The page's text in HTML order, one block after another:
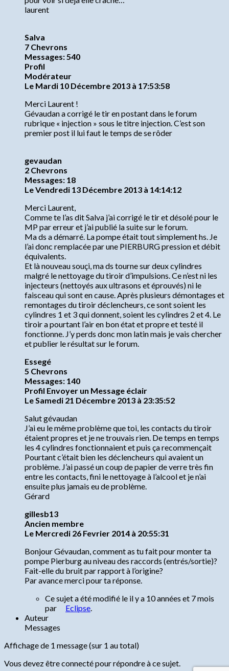
laurent
Salva
7 Chevrons
Messages: 540
Profil
Modérateur
Le Mardi 10 Décembre 2013 à 17:53:58
Merci Laurent !
Gévaudan a corrigé le tir en postant dans le forum
rubrique « injection » sous le titre injection. C’est son
premier post il lui faut le temps de se rôder
gevaudan
2 Chevrons
Messages: 18
Le Vendredi 13 Décembre 2013 à 14:14:12
Merci Laurent,
Comme te l’as dit Salva j’ai corrigé le tir et désolé pour le
MP par erreur et j’ai publié la suite sur le forum.
Ma ds a démarré. La pompe était tout simplement hs. Je
l’ai donc remplacée par une PIERBURG pression et débit
équivalents.
Et là nouveau souçi, ma ds tourne sur deux cylindres
malgré le nettoyage du tiroir d’impulsions. Ce n’est ni les
injecteurs (nettoyés aux ultrasons et éprouvés) ni le
faisceau qui sont en cause. Après plusieurs démontages et
remontages du tiroir déclencheurs, ce sont soient les
cylindres 1 et 3 qui donnent, soient les cylindres 2 et 4. Le
tiroir a pourtant l’air en bon état et propre et testé il
fonctionne. J’y perds donc mon latin mais je vais chercher
et publier le résultat sur le forum.
Essegé
5 Chevrons
Messages: 140
Profil Envoyer un Message éclair
Le Samedi 21 Décembre 2013 à 23:35:52
Salut gévaudan
J’ai eu le même problème que toi, les contacts du tiroir
étaient propres et je ne trouvais rien. De temps en temps
les 4 cylindres fonctionnaient et puis ça recommençait
Pourtant c’était bien les déclencheurs qui avaient un
problème. J’ai passé un coup de papier de verre très fin
entre les contacts, fini le nettoyage à l’alcool et je n’ai
ensuite plus jamais eu de problème.
Gérard
gillesb13
Ancien membre
Le Mercredi 26 Fevrier 2014 à 20:55:31
Bonjour Gévaudan, comment as tu fait pour monter ta
pompe Pierburg au niveau des raccords (entrés/sortie)?
Fait-elle du bruit par rapport à l’origine?
Par avance merci pour ta réponse.
Ce sujet a été modifié le il y a 10 années et 7 mois
par
Eclipse.
Auteur
Messages
Affichage de 1 message (sur 1 au total)
Vous devez être connecté pour répondre à ce sujet.